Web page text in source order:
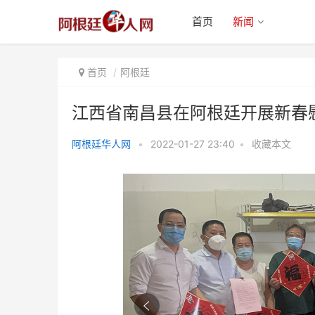
首页 新闻
首页 阿根廷
江西省南昌县在阿根廷开展新春
阿根廷华人网 • 2022-01-27 23:40 • 收藏本文